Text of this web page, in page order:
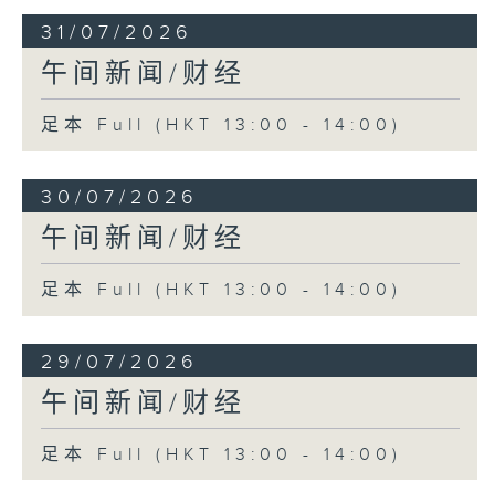
31/07/2026
午间新闻/财经
足本 Full (HKT 13:00 - 14:00)
30/07/2026
午间新闻/财经
足本 Full (HKT 13:00 - 14:00)
29/07/2026
午间新闻/财经
足本 Full (HKT 13:00 - 14:00)